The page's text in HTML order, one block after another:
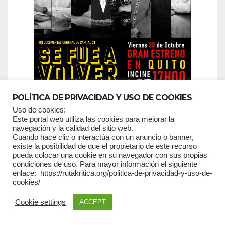
SUSCRIPCIONES
* campos requeridos
Email
POLÍTICA DE PRIVACIDAD Y USO DE COOKIES
Uso de cookies:
Este portal web utiliza las cookies para mejorar la
navegación y la calidad del sitio web.
Cuando hace clic o interactúa con un anuncio o banner,
existe la posibilidad de que el propietario de este recurso
pueda colocar una cookie en su navegador con sus propias
condiciones de uso. Para mayor información el siguiente
enlace: https://rutakritica.org/politica-de-privacidad-y-uso-de-
cookies/
Cookie settings ACCEPT